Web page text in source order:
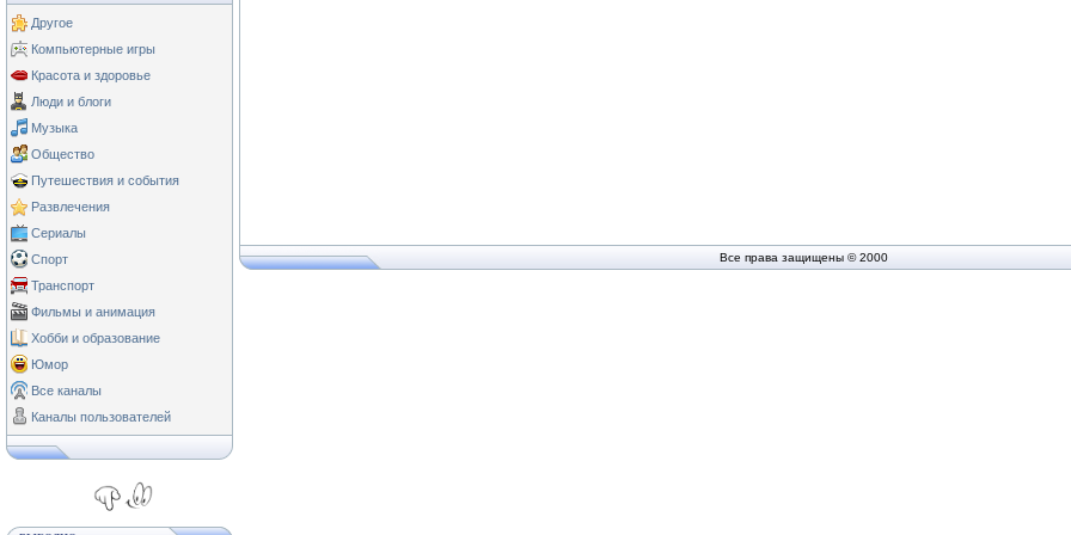
Другое
Компьютерные игры
Красота и здоровье
Люди и блоги
Музыка
Общество
Путешествия и события
Развлечения
Сериалы
Спорт
Транспорт
Фильмы и анимация
Хобби и образование
Юмор
Все каналы
Каналы пользователей
Все права защищены © 2000